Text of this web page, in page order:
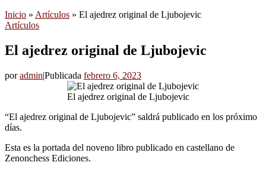
Inicio » Artículos » El ajedrez original de Ljubojevic
Artículos
El ajedrez original de Ljubojevic
poradmin|Publicada febrero 6, 2023
El ajedrez original de Ljubojevic
“El ajedrez original de Ljubojevic” saldrá publicado en los próximo
días.
Esta es la portada del noveno libro publicado en castellano de
Zenonchess Ediciones.